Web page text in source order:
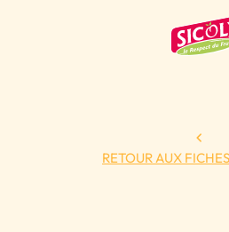
RETOUR AUX